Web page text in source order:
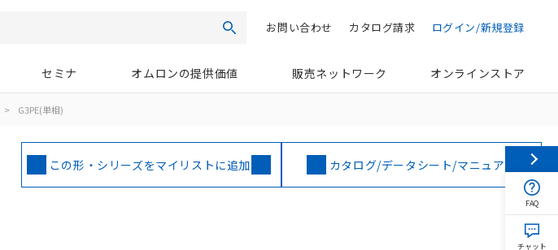
検索 ログイン/新規登録
カタログ請求
お問い合わせ
セミナ オムロンの提供価値 販売ネットワーク オンラインストア
> G3PE(単相)
この形・シリーズをマイリストに追加 カタログ/データシート/マニュアル
FAQ
チャット